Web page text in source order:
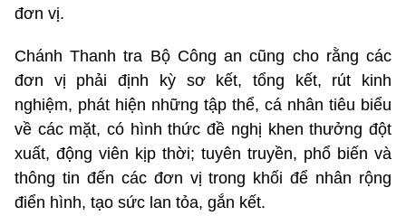
đơn vị.
Chánh Thanh tra Bộ Công an cũng cho rằng các
đơn vị phải định kỳ sơ kết, tổng kết, rút kinh
nghiệm, phát hiện những tập thể, cá nhân tiêu biểu
về các mặt, có hình thức đề nghị khen thưởng đột
xuất, động viên kịp thời; tuyên truyền, phổ biến và
thông tin đến các đơn vị trong khối để nhân rộng
điển hình, tạo sức lan tỏa, gắn kết.